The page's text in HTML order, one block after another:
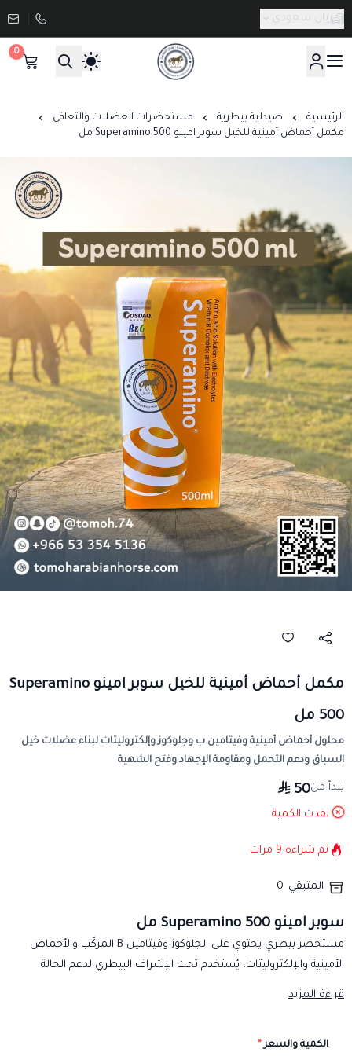
ريال سعودي
صيدلية طموح الخيال البيطرية
0
الرئيسية صيدلية بيطرية
مستحضرات العضلات والتعافي
مكمل أحماض أمينية للخيل سوبر امينو Superamino 500 مل
مكمل أحماض أمينية للخيل سوبر امينو Superamino
500 مل
محلول أحماض أمينية وفيتامين ب وجلوكوز وإلكتروليتات لبناء عضلات خيل
السباق ودعم التحمل ومقاومة الإجهاد وفتح الشهية
يبدأ من50
نفدت الكمية
تم شراءه 9 مرات
المتبقي 0
سوبر امينو Superamino 500 مل
مستحضر بيطري يحتوي على الجلوكوز وفيتامين B المركّب والأحماض
الأمينية والإلكتروليتات، يُستخدم تحت الإشراف البيطري لدعم الحالة
الفئة: مستحضر بيطري قابل للحقن.
قراءة المزيد
الكمية والسعر *